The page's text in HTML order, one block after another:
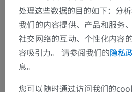
參考資料
Seichi A, Kimura A, Higashi T, Endo T,
lization of the medial branches of the
al laminoplasty. Spine (Phila Pa 1976).
Drake, R.L., Vogl, A.W., and Mitchell,
处理这些数据的目的如下：分
我们的内容提供、产品和服务
社交网络的互动、个性化内容
容吸引力。 请参阅我们的隐私
息。
您可以随时通过访问我们的